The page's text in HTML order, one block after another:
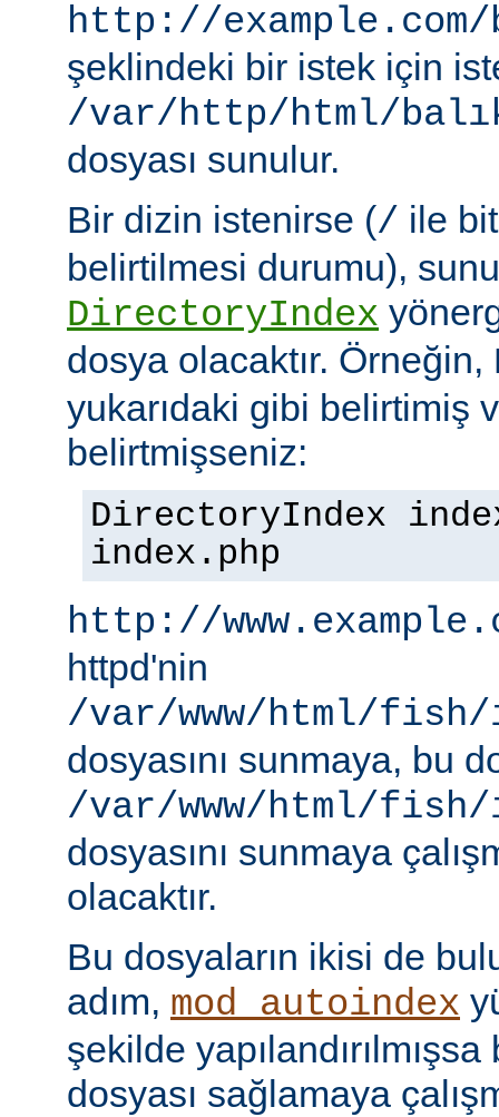
http://
şeklindeki bir istek için
/var/http/html/
dosyası sunulur.
Bir dizin istenirse (/ ile
belirtilmesi durumu),
DirectoryIndex
dosya olacaktır. Örneğin,
yukarıdaki gibi belirtimiş
belirtmişseniz:
DirectoryIndex
index.php
http://
httpd'nin
/var/www/html/
dosyasını sunmaya, bu
/var/www/html/fish/
dosyasını sunmaya
olacaktır.
Bu dosyaların ikisi de
adım, mod_autoindex
şekilde
dosyası sağlamaya